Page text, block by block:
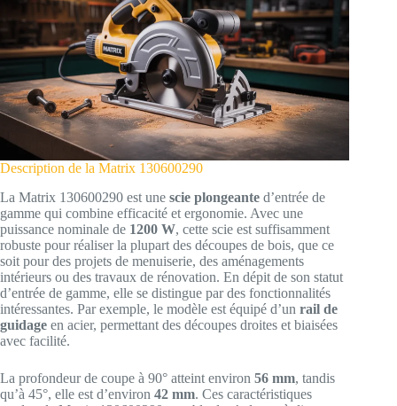
Description de la Matrix 130600290
La Matrix 130600290 est une scie plongeante d’entrée de
gamme qui combine efficacité et ergonomie. Avec une
puissance nominale de 1200 W, cette scie est suffisamment
robuste pour réaliser la plupart des découpes de bois, que ce
soit pour des projets de menuiserie, des aménagements
intérieurs ou des travaux de rénovation. En dépit de son statut
d’entrée de gamme, elle se distingue par des fonctionnalités
intéressantes. Par exemple, le modèle est équipé d’un rail de
guidage en acier, permettant des découpes droites et biaisées
avec facilité.
La profondeur de coupe à 90° atteint environ 56 mm, tandis
qu’à 45°, elle est d’environ 42 mm. Ces caractéristiques